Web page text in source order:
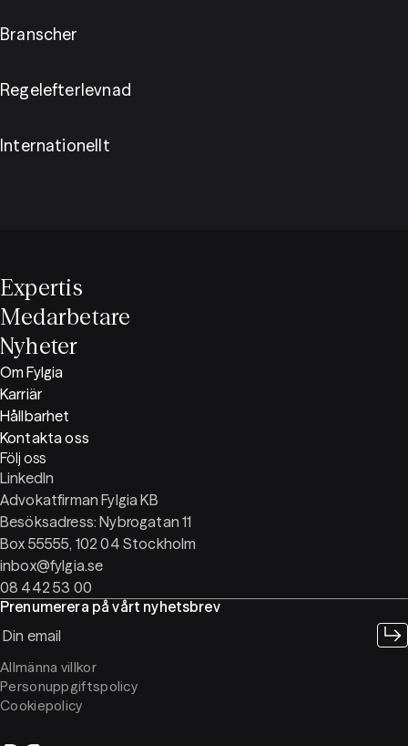
Branscher
Regelefterlevnad
Internationellt
Expertis
Medarbetare
Nyheter
Advokatfirman Fylgia KB
Besöksadress: Nybrogatan 11
Box 55555, 102 04 Stockholm
inbox@fylgia.se
08 442 53 00
Följ oss
LinkedIn
Om Fylgia
Karriär
Hållbarhet
Kontakta oss
Prenumerera på vårt nyhetsbrev
Allmänna villkor
Personuppgiftspolicy
Cookiepolicy